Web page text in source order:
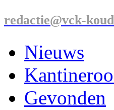
redactie@vck-
Nieuws
Gevonden